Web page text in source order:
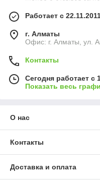
Работает с
г. Алматы
Офис: г. Алматы, ул.
Контакты
Сегодня работает с
Показать весь
О нас
Контакты
Доставка и оплата